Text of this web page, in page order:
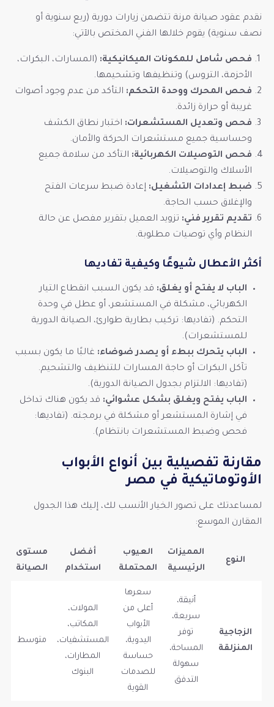
نقدم عقود صيانة مرنة تتضمن زيارات دورية (ربع سنوية أو
نصف سنوية) يقوم خلالها الفني المختص بالآتي:
فحص شامل للمكونات الميكانيكية: (المسارات، البكرات،
الأحزمة، التروس) وتنظيفها وتشحيمها.
فحص المحرك ووحدة التحكم: التأكد من عدم وجود أصوات
غريبة أو حرارة زائدة.
فحص وتعديل المستشعرات: اختبار نطاق الكشف
وحساسية جميع مستشعرات الحركة والأمان.
فحص التوصيلات الكهربائية: التأكد من سلامة جميع
الأسلاك والتوصيلات.
ضبط إعدادات التشغيل: إعادة ضبط سرعات الفتح
والإغلاق حسب الحاجة.
تقديم تقرير فني: تزويد العميل بتقرير مفصل عن حالة
النظام وأي توصيات مطلوبة.
أكثر الأعطال شيوعًا وكيفية تفاديها
الباب لا يفتح أو يغلق: قد يكون السبب انقطاع التيار
الكهربائي، مشكلة في المستشعر، أو عطل في وحدة
التحكم. (تفاديها: تركيب بطارية طوارئ، الصيانة الدورية
للمستشعرات).
الباب يتحرك ببطء أو يصدر ضوضاء: غالبًا ما يكون بسبب
تآكل البكرات أو حاجة المسارات للتنظيف والتشحيم.
(تفاديها: الالتزام بجدول الصيانة الدورية).
الباب يفتح ويغلق بشكل عشوائي: قد يكون هناك تداخل
في إشارة المستشعر أو مشكلة في برمجته. (تفاديها:
فحص وضبط المستشعرات بانتظام).
مقارنة تفصيلية بين أنواع الأبواب
الأوتوماتيكية في مصر
لمساعدتك على تصور الخيار الأنسب لك، إليك هذا الجدول
المقارن الموسع:
النوع
المميزات
الرئيسية
العيوب
المحتملة
أفضل
استخدام
مستوى
الصيانة
الزجاجية
المنزلقة
أنيقة،
سريعة،
توفر
المساحة،
سهولة
التدفق
سعرها
أعلى من
الأبواب
اليدوية،
حساسة
للصدمات
القوية
المولات،
المكاتب،
المستشفيات،
المطارات،
البنوك
متوسط